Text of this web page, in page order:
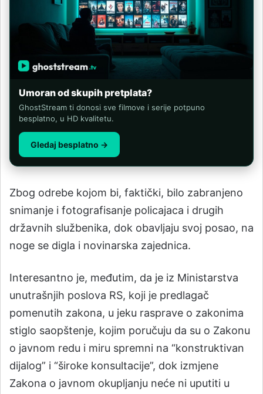
Umoran od skupih pretplata?
GhostStream ti donosi sve filmove i serije potpuno
besplatno, u HD kvalitetu.
Gledaj besplatno →
Zbog odrebe kojom bi, faktički, bilo zabranjeno
snimanje i fotografisanje policajaca i drugih
državnih službenika, dok obavljaju svoj posao, na
noge se digla i novinarska zajednica.
Interesantno je, međutim, da je iz Ministarstva
unutrašnjih poslova RS, koji je predlagač
pomenutih zakona, u jeku rasprave o zakonima
stiglo saopštenje, kojim poručuju da su o Zakonu
o javnom redu i miru spremni na “konstruktivan
dijalog” i “široke konsultacije”, dok izmjene
Zakona o javnom okupljanju neće ni uputiti u